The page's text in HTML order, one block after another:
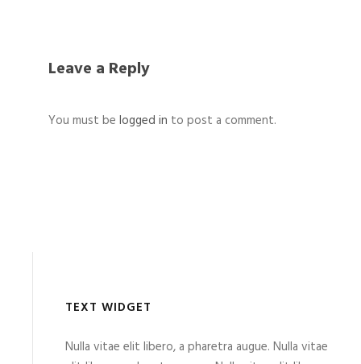
Leave a Reply
You must be logged in to post a comment.
TEXT WIDGET
Nulla vitae elit libero, a pharetra augue. Nulla vitae